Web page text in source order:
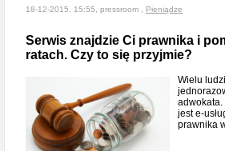
18-12-2015, 15:55, pressroom , Pieniądze
Serwis znajdzie Ci prawnika i
ratach. Czy to się przyjmie?
Wielu
jest e-
prawnika